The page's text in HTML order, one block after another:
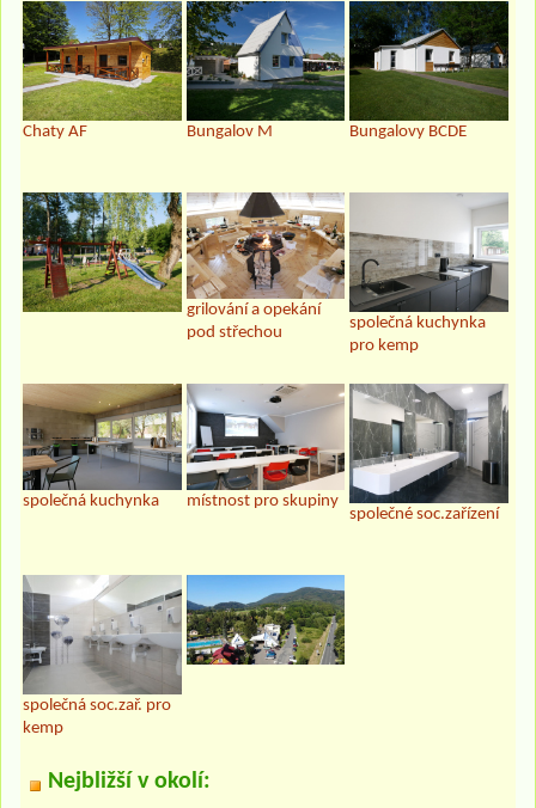
Chaty AF Bungalov M Bungalovy BCDE
grilování a opekání
pod střechou
společná kuchynka
pro kemp
společná kuchynka místnost pro skupiny
společné soc.zařízení
společná soc.zař. pro
kemp
Nejbližší v okolí: